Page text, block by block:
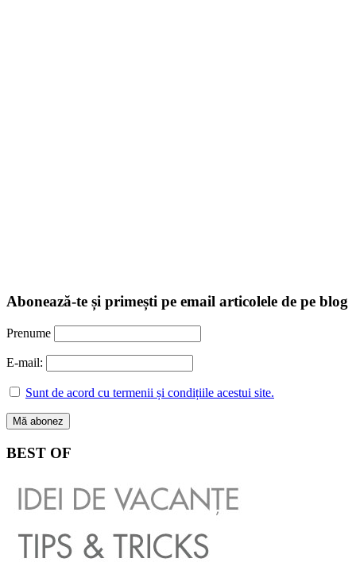
Abonează-te și primești pe email articolele de pe blog
Prenume
E-mail:
Sunt de acord cu termenii și condițiile acestui site.
BEST OF